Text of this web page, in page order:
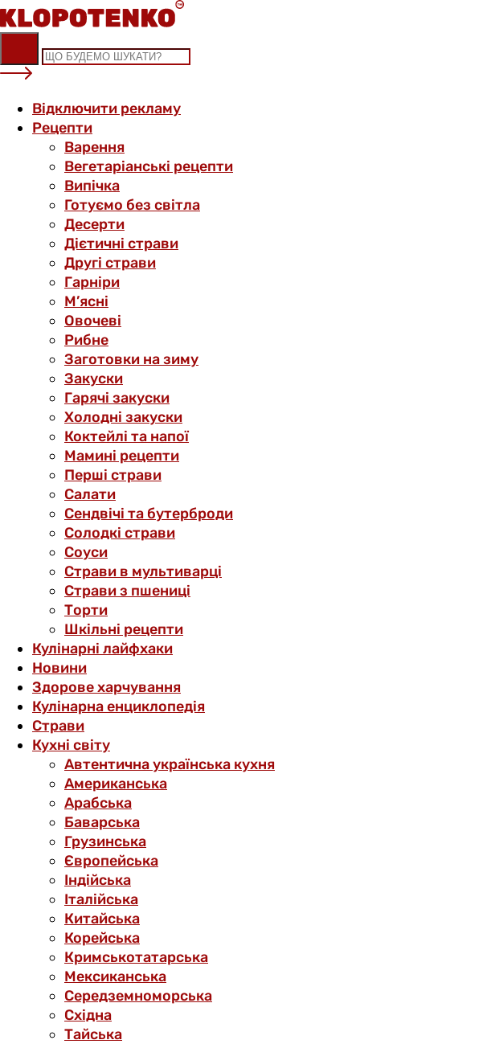
Skip
to
content
Відключити рекламу
Рецепти
Варення
Вегетаріанські рецепти
Випічка
Готуємо без світла
Десерти
Дієтичні страви
Другі страви
Гарніри
М’ясні
Овочеві
Рибне
Заготовки на зиму
Закуски
Гарячі закуски
Холодні закуски
Коктейлі та напої
Мамині рецепти
Перші страви
Салати
Сендвічі та бутерброди
Солодкі страви
Соуси
Страви в мультиварці
Страви з пшениці
Торти
Шкільні рецепти
Кулінарні лайфхаки
Новини
Здорове харчування
Кулінарна енциклопедія
Страви
Кухні світу
Автентична українська кухня
Американська
Арабська
Баварська
Грузинська
Європейська
Індійська
Італійська
Китайська
Корейська
Кримськотатарська
Мексиканська
Середземноморська
Східна
Тайська